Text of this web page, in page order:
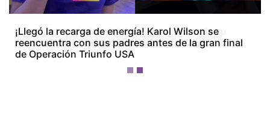
¡El olor lo arruinó todo! Ana Pérez recuerda su
encuentro con el mismísimo Johnny Depp